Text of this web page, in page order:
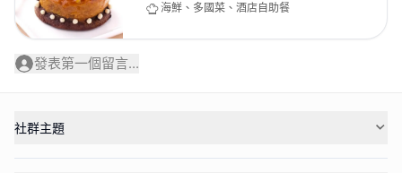
大堂
海鮮、多國菜、酒店自助餐
發表第一個留言...
社群主題